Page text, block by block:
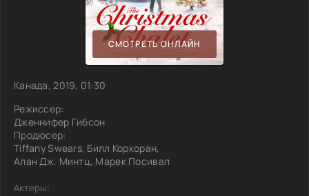
СМОТРЕТЬ ОНЛАЙН
Канада, 2019, 01:30
Режиссер:
Дженнифер Гибсон
Продюсер:
Tiffany Swears, Билл Коркоран,
Алан Дж. Минтц, Марек Посивал
Актеры: